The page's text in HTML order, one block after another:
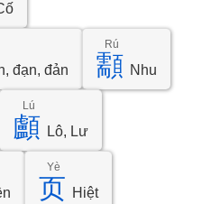
đạn, đản 顬
Rú
Nhu
顱
Lú
Lô, Lư
页
Yè
Hiệt